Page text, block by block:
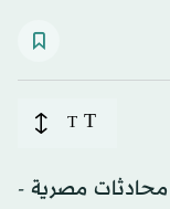
T
T
محادثات مصرية -